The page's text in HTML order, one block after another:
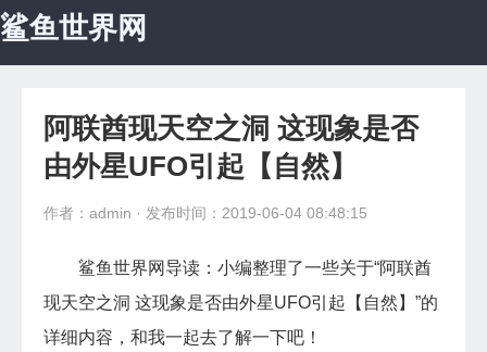
鲨鱼世界网
未解之谜
阿联酋现天空之洞 这现象是否
由外星UFO引起【自然】
作者：admin · 发布时间：2019-06-04 08:48:15
鲨鱼世界网导读：小编整理了一些关于“阿联酋
现天空之洞 这现象是否由外星UFO引起【自然】”的
详细内容，和我一起去了解一下吧！